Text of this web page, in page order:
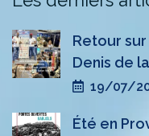
Retour sur
Denis de
19/07/
Été en